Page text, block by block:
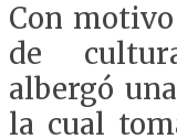
Con
de
albergó
la cual